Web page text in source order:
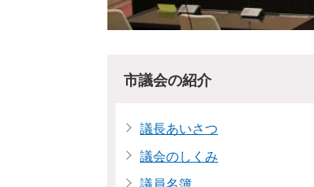
市議会の紹介
議長あいさつ
議会のしくみ
議員名簿